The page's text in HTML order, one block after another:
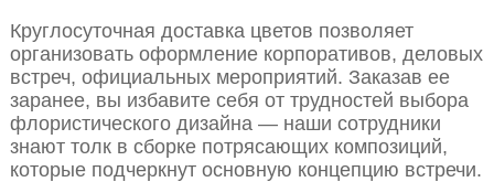
Круглосуточная доставка цветов позволяет
организовать оформление корпоративов, деловых
встреч, официальных мероприятий. Заказав ее
заранее, вы избавите себя от трудностей выбора
флористического дизайна — наши сотрудники
знают толк в сборке потрясающих композиций,
которые подчеркнут основную концепцию встречи.